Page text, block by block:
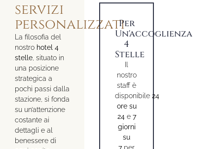
servizi
personalizzati
La filosofia del
nostro hotel 4
stelle, situato in
una posizione
strategica a
pochi passi dalla
stazione, si fonda
su un’attenzione
costante ai
dettagli e al
benessere di
Per
Un'accoglienza
4
Stelle
Il
nostro
staff è
disponibile 24
ore su
24 e 7
giorni
su